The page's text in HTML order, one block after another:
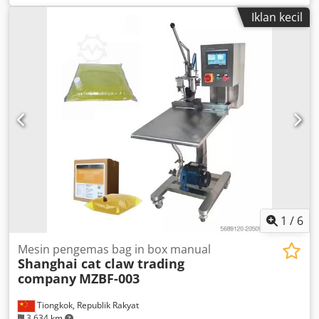
tabung otomatis penuh adalah perangkat dengan tingkat
otomasi tinggi untuk mengisi dan menyegel tabung logam
silinder atau tabung komposit dengan bahan pasta. Mesin
ini menggunakan pompa piston SS304 untuk mengisi
bahan pasta yang digerakkan oleh motor servo, memenuhi
standar GMP, dan sangat presisi dalam pengisian. Sistem
kontrol menggunakan PLC yang dapat diprogram dan
mekanisme identifikasi fotoelektrik untuk posisi merek
yang akurat dan andal; kecepatan diatur dengan inverter
frekuensi, mekanisme pembuka komposit untuk
pengindeksan dan pemposisian, serta dilengkapi
mekanisme lipat dan penyegelan terbaru bertaraf
internasional. Banyak digunakan di industri kosmetik,
kimia, perekat, dan makanan. Djdpfsxum Aljx Afhekr
Iklan kecil
1 / 6
Tiongkok, Republik Rakyat
Mesin pengemas bag in box manual
Shanghai cat claw trading
company MZBF-003